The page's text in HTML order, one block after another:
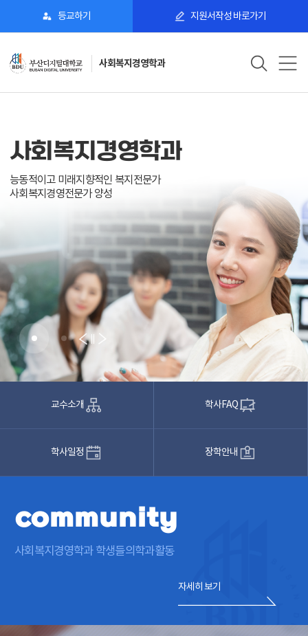
등교하기 지원서작성 바로가기
사회복지경영학과
회
복
지
학
과
배
너
사회복지경영학과
사회복지사 자격증 취득
+ 사회복지시설 취업·창업
사회복지경영학과
능동적이고 미래지향적인 복지전문가
사회복지경영전문가 양성
사회복지경영학과
사회복지사 자격증 취득
+ 사회복지시설 취업·창업
사회복지경영학과
능동적이고 미래지향적인 복지전문가
사회복지경영전문가 양성
교수소개 학사FAQ
학사일정 장학안내
community
사회복지경영학과 학생들의학과활동
자세히 보기